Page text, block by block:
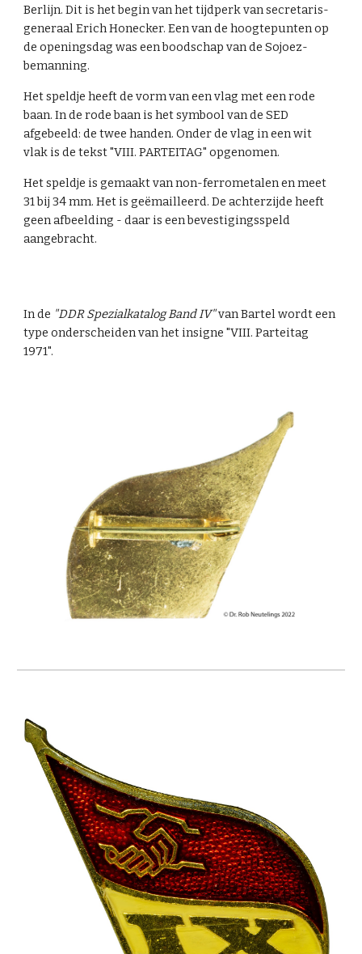
Berlijn.Dit is het begin van hettijdperk van secretaris-
generaal Erich Honecker. Een van de hoogtepunten op
de openingsdag waseenboodschap van de Sojoez-
bemanning.
Het speldje heeft de vorm van een vlag met een rode
baan. In de rode baan is het symbool van de SED
afgebeeld: de twee handen. Onder de vlag in een wit
vlak is de tekst "VIII. PARTEITAG" opgenomen.
Het speldje is gemaakt van non-ferrometalen en meet
31bij 34mm. Het is geëmailleerd. De achterzijde heeft
geen afbeelding - daar is een bevestigingsspeld
aangebracht.
In de "DDR Spezialkatalog Band IV"van Bartel wordt een
type onderscheiden van het insigne "VIII. Parteitag
1971".